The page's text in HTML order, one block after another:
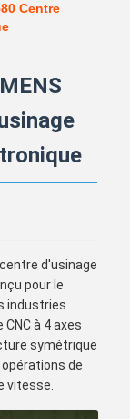
Centre
d'usinage
pour le
industries
à 4 axes
symétrique
de
vitesse.